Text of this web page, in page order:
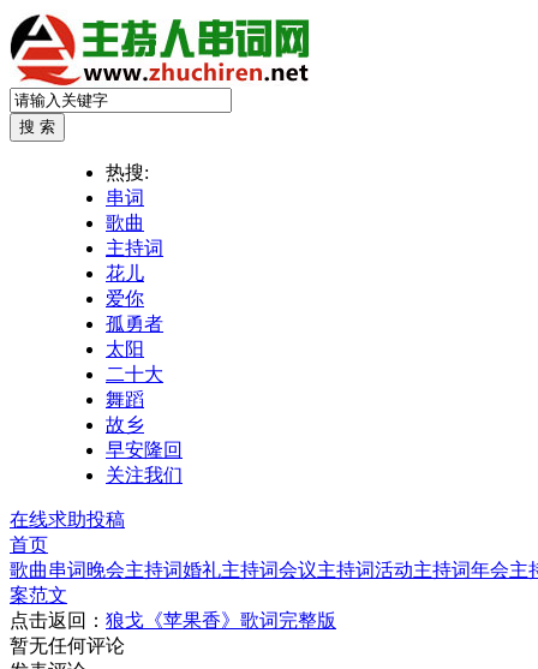
热搜:
串词
歌曲
主持词
花儿
爱你
孤勇者
太阳
二十大
舞蹈
故乡
早安隆回
关注我们
在线求助投稿
首页
歌曲串词晚会主持词婚礼主持词会议主持词活动主持词年会主
案范文
点击返回： 狼戈《苹果香》歌词完整版
暂无任何评论